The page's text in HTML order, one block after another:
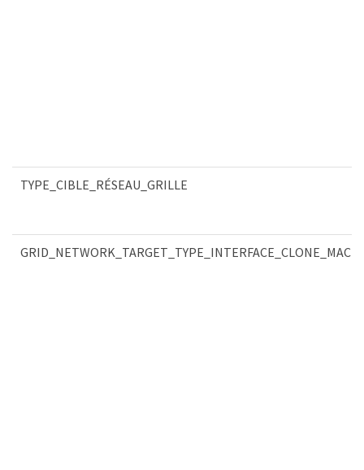
TYPE_CIBLE_RÉSEAU_GRILLE
GRID_NETWORK_TARGET_TYPE_INTERFACE_CLONE_MAC